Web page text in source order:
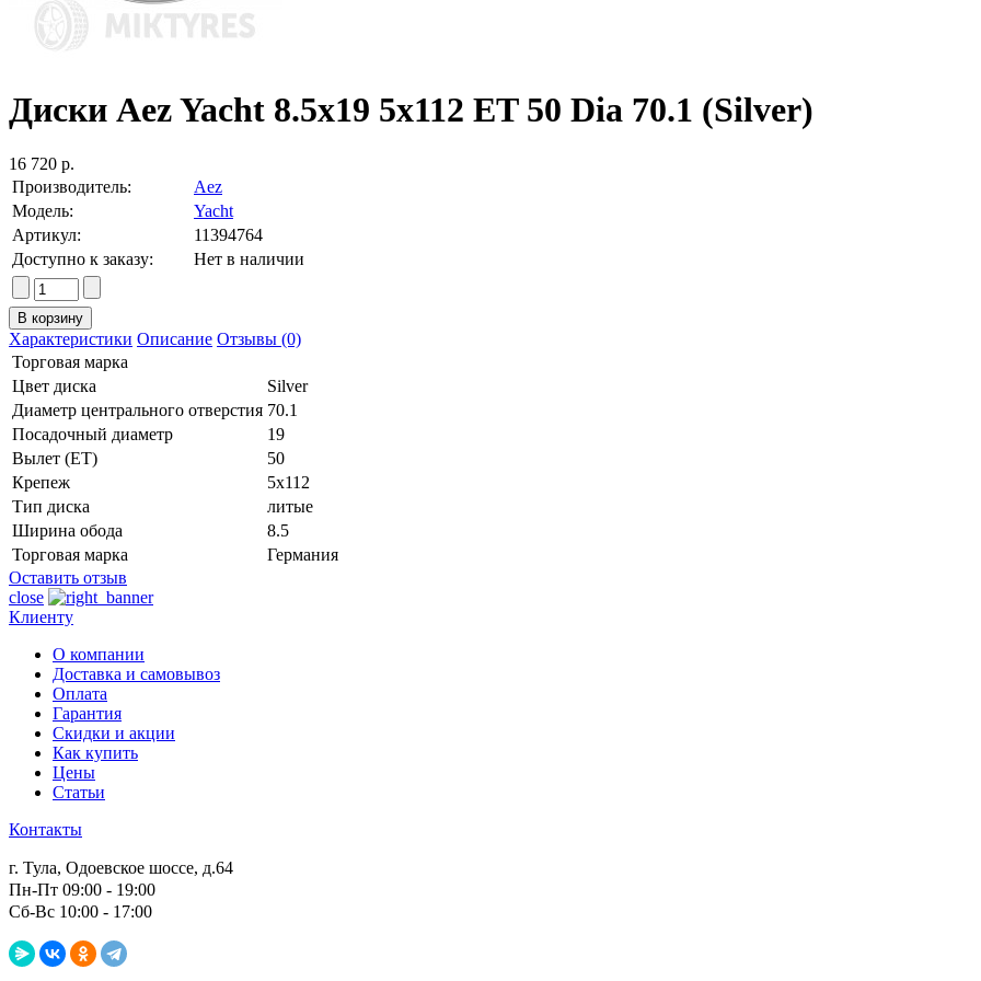
Диски Aez Yacht 8.5x19 5x112 ET 50 Dia 70.1 (Silver)
16 720 р.
Производитель:
Aez
Модель:
Yacht
Артикул:
11394764
Доступно к заказу:
Нет в наличии
Характеристики Описание Отзывы (0)
Торговая марка
Цвет диска
Silver
Диаметр центрального отверстия 70.1
Посадочный диаметр
19
Вылет (ET)
50
Крепеж
5x112
Тип диска
литые
Ширина обода
8.5
Торговая марка
Германия
Оставить отзыв
close
Клиенту
О компании
Доставка и самовывоз
Оплата
Гарантия
Скидки и акции
Как купить
Цены
Статьи
Контакты
г. Тула, Одоевское шоссе, д.64
Пн-Пт 09:00 - 19:00
Сб-Вс 10:00 - 17:00